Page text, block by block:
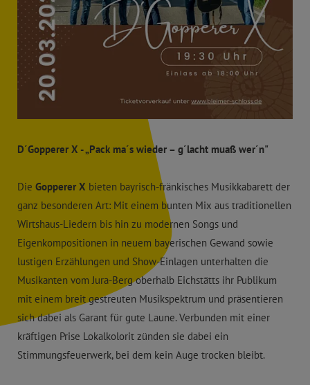
D´Gopperer X - „Pack ma´s wieder – g´lacht muaß wer´n"
Die Gopperer X bieten bayrisch-fränkisches Musikkabarett der
ganz besonderen Art: Mit einem bunten Mix aus traditionellen
Wirtshaus-Liedern bis hin zu modernen Songs und
Eigenkompositionen in neuem bayerischen Gewand sowie
lustigen Erzählungen und Show-Einlagen unterhalten die
Musikanten vom Jura-Berg oberhalb Eichstätts ihr Publikum
mit einem breit gestreuten Musikspektrum und präsentieren
sich dabei als Garant für gute Laune. Verbunden mit einer
kräftigen Prise Lokalkolorit zünden sie dabei ein
Stimmungsfeuerwerk, bei dem kein Auge trocken bleibt.